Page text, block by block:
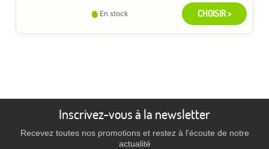
En stock CHOISIR >
Inscrivez-vous à la newsletter
Recevez toutes nos promotions et restez à l'écoute de notre
actualité